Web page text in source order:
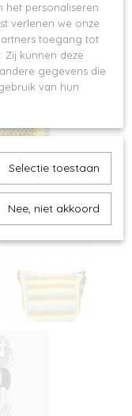
het personaliseren
verlenen we onze
toegang tot
kunnen deze
gegevens die
van hun
Selectie toestaan
Nee, niet akkoord